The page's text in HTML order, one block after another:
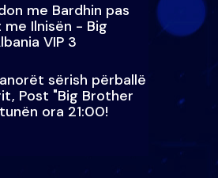
me Bardhin pas
Ilnisën - Big
VIP 3
sërish përballë
Post "Big Brother
ora 21:00!